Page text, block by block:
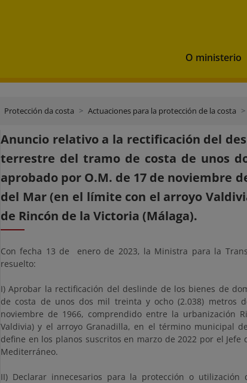
O ministerio
Protección da costa Actuaciones para la protección de la costa
Anuncio relativo a la rectificación del
terrestre del tramo de costa de unos
aprobado por O.M. de 17 de noviembre
del Mar (en el límite con el arroyo
de Rincón de la Victoria (Málaga).
Con fecha 13 de enero de 2023, la Ministra para la
resuelto:
I) Aprobar la rectificación del deslinde de los bienes de
de costa de unos dos mil treinta y ocho (2.038) metros
noviembre de 1966, comprendido entre la urbanización
Valdivia) y el arroyo Granadilla, en el término municipal
define en los planos suscritos en marzo de 2022 por el
Mediterráneo.
II) Declarar innecesarios para la protección o